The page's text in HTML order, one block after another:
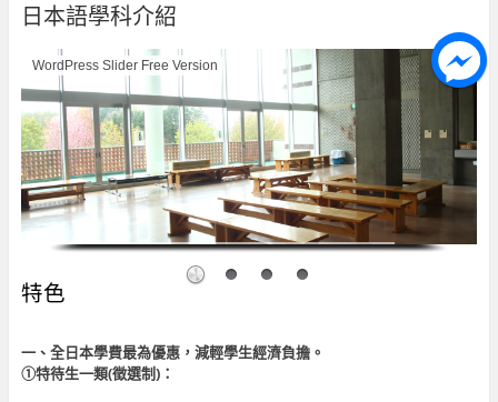
日本語學科介紹
WordPress Slider Free Version
特色
一、全日本學費最為優惠，減輕學生經濟負擔。
①特待生一類(徵選制)：